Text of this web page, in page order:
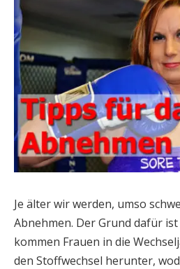
Je älter wir werden, umso
Abnehmen. Der Grund dafür ist
kommen Frauen in die
den Stoffwechsel herunter,